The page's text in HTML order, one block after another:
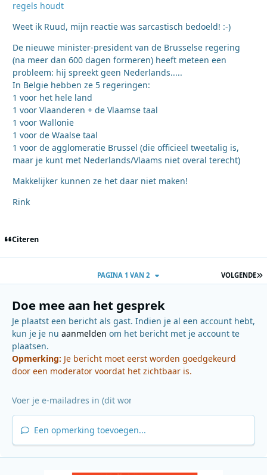
regels houdt
Weet ik Ruud, mijn reactie was sarcastisch bedoeld! :-)
De nieuwe minister-president van de Brusselse regering
(na meer dan 600 dagen formeren) heeft meteen een
probleem: hij spreekt geen Nederlands.....
In Belgie hebben ze 5 regeringen:
1 voor het hele land
1 voor Vlaanderen + de Vlaamse taal
1 voor Wallonie
1 voor de Waalse taal
1 voor de agglomeratie Brussel (die officieel tweetalig is,
maar je kunt met Nederlands/Vlaams niet overal terecht)
Makkelijker kunnen ze het daar niet maken!
Rink
Citeren
VOLGENDE
PAGINA 1 VAN 2
Doe mee aan het gesprek
Je plaatst een bericht als gast. Indien je al een account hebt,
kun je je nu aanmelden om het bericht met je account te
plaatsen.
Opmerking: Je bericht moet eerst worden goedgekeurd
door een moderator voordat het zichtbaar is.
Een opmerking toevoegen...